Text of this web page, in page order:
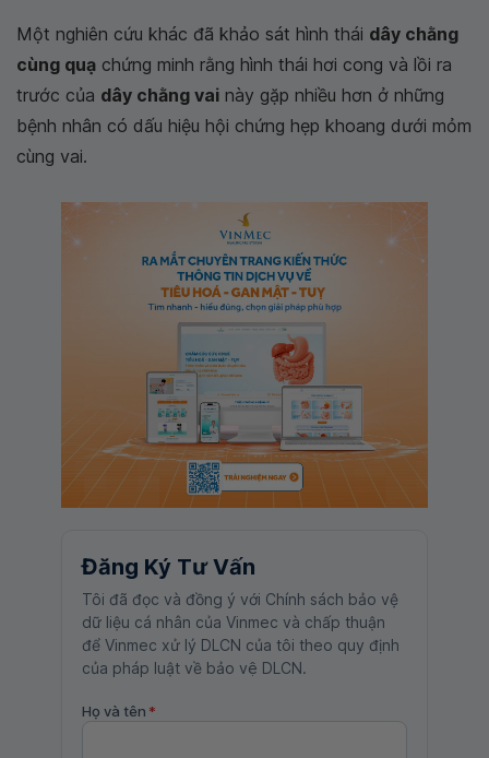
Một nghiên cứu khác đã khảo sát hình thái dây chằng
cùng quạ chứng minh rằng hình thái hơi cong và lồi ra
trước của dây chằng vai này gặp nhiều hơn ở những
bệnh nhân có dấu hiệu hội chứng hẹp khoang dưới mỏm
cùng vai.
Đăng Ký Tư Vấn
Tôi đã đọc và đồng ý với Chính sách bảo vệ
dữ liệu cá nhân của Vinmec và chấp thuận
để Vinmec xử lý DLCN của tôi theo quy định
của pháp luật về bảo vệ DLCN.
Họ và tên *